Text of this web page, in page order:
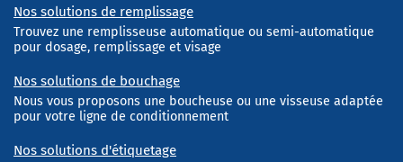
Nos solutions de remplissage
Trouvez une remplisseuse automatique ou semi-automatique
pour dosage, remplissage et visage
Nos solutions de bouchage
Nous vous proposons une boucheuse ou une visseuse adaptée
pour votre ligne de conditionnement
Nos solutions d'étiquetage